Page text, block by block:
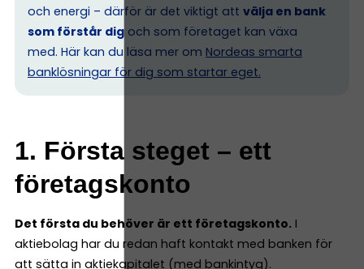
och energi – därför är det viktigt att välja en bank
som förstår dig och som företaget kan växa
med. Här kan du läsa mer om Nordeas smarta
banklösningar för dig som startar eget.
1. Första steget – ett
företagskonto
Det första du behöver är ett företagskonto. I
aktiebolag har du redan haft kontakt med banken för
att sätta in aktiekapitalet (med bankintyg).